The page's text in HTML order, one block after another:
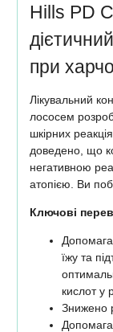
Hills PD
при
Лікувальний
лососем
шкірних
доведено, що
негативною
атопією. Ви
Ключові
їжу та
кислот у
Знижено